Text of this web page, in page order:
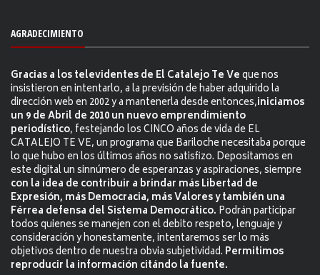
AGRADECIMIENTO
Gracias a los televidentes de El Catalejo Te Veque nos
insistieron en intentarlo, a la previsión de haber adquirido la
dirección web en 2002 y a mantenerla desde entonces,iniciamos
un 9 de Abril de 2010 un nuevo emprendimiento
periodístico, festejando los CINCO años de vida de EL
CATALEJO TE VE, un programa que Bariloche necesitaba porque
lo que hubo en los últimos años no satisfizo. Depositamos en
este digital un sinnúmero de esperanzas y aspiraciones, siempre
con la idea de contribuir a brindar más Libertad de
Expresión, más Democracia, más Valores y también una
Férrea defensa del Sistema Democrático. Podrán participar
todos quienes se manejen con el debito respeto, lenguaje y
consideración y honestamente, intentaremos ser lo más
objetivos dentro de nuestra obvia subjetividad. Permitimos
reproducir la información citándo la fuente.